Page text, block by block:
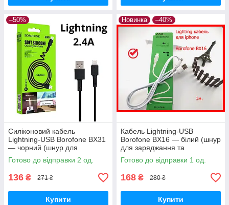
–50%
Силіконовий кабель
Lightning-USB Borofone BX31
— чорний (шнур для
заряджання та синхронізації
айфона), кабель для iphone
Готово до відправки 2 од.
136 ₴ 271 ₴
Купити
Новинка –40%
Кабель Lightning-USB
Borofone BX16 — білий (шнур
для заряджання та
синхронізації айфона),
кабель для iphone
Готово до відправки 1 од.
168 ₴ 280 ₴
Купити